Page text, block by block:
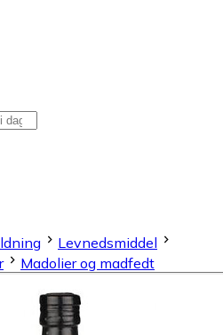
Levnedsmiddel
Madolier og madfedt